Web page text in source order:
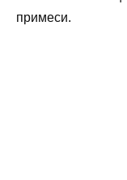
примеси.